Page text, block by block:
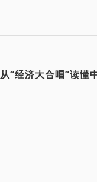
从“经济大合唱”读懂